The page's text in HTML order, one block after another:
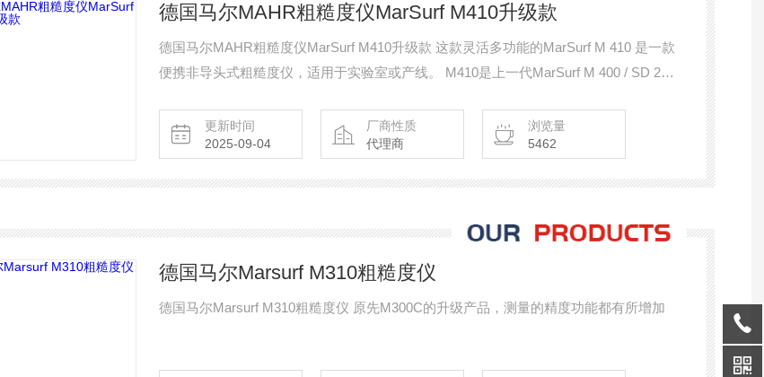
德国马尔MAHR粗糙度仪MarSurf M410升级款
德国马尔MAHR粗糙度仪MarSurf M410升级款 这款灵活多功能的MarSurf M 410 是一款
便携非导头式粗糙度仪，适用于实验室或产线。 M410是上一代MarSurf M 400 / SD 26 /
更新时间
2025-09-04
厂商性质
代理商
浏览量
5462
德国马尔Marsurf M310粗糙度仪
德国马尔Marsurf M310粗糙度仪 原先M300C的升级产品，测量的精度功能都有所增加